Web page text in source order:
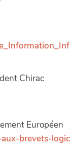
Chirac
Européen
brevets-